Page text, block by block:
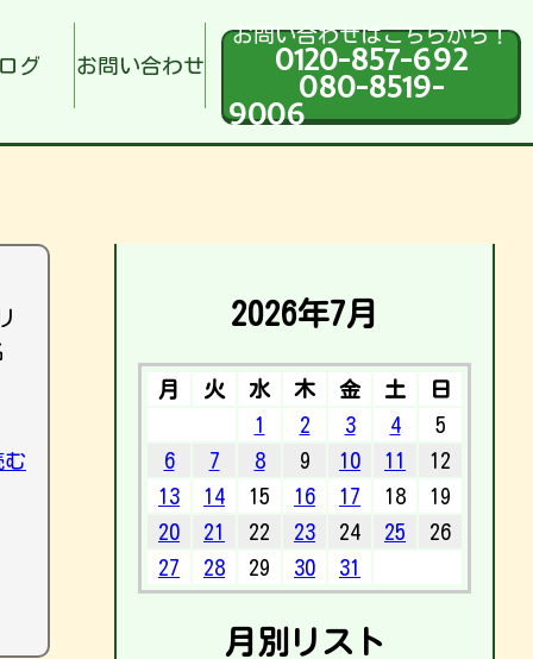
グ お問い合わせ
お問い合わせはこちらから！
0120-857-692
080-8519-
9006
む
2026年7月
月 火 水 木 金 土
日
1
2 3 4
5
6
7 8 9 10 11
12
13
14 15 16 17 18
19
20
21 22 23 24 25
26
27
28 29 30 31
月別リスト